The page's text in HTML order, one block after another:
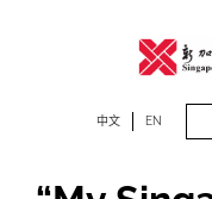
中文 EN